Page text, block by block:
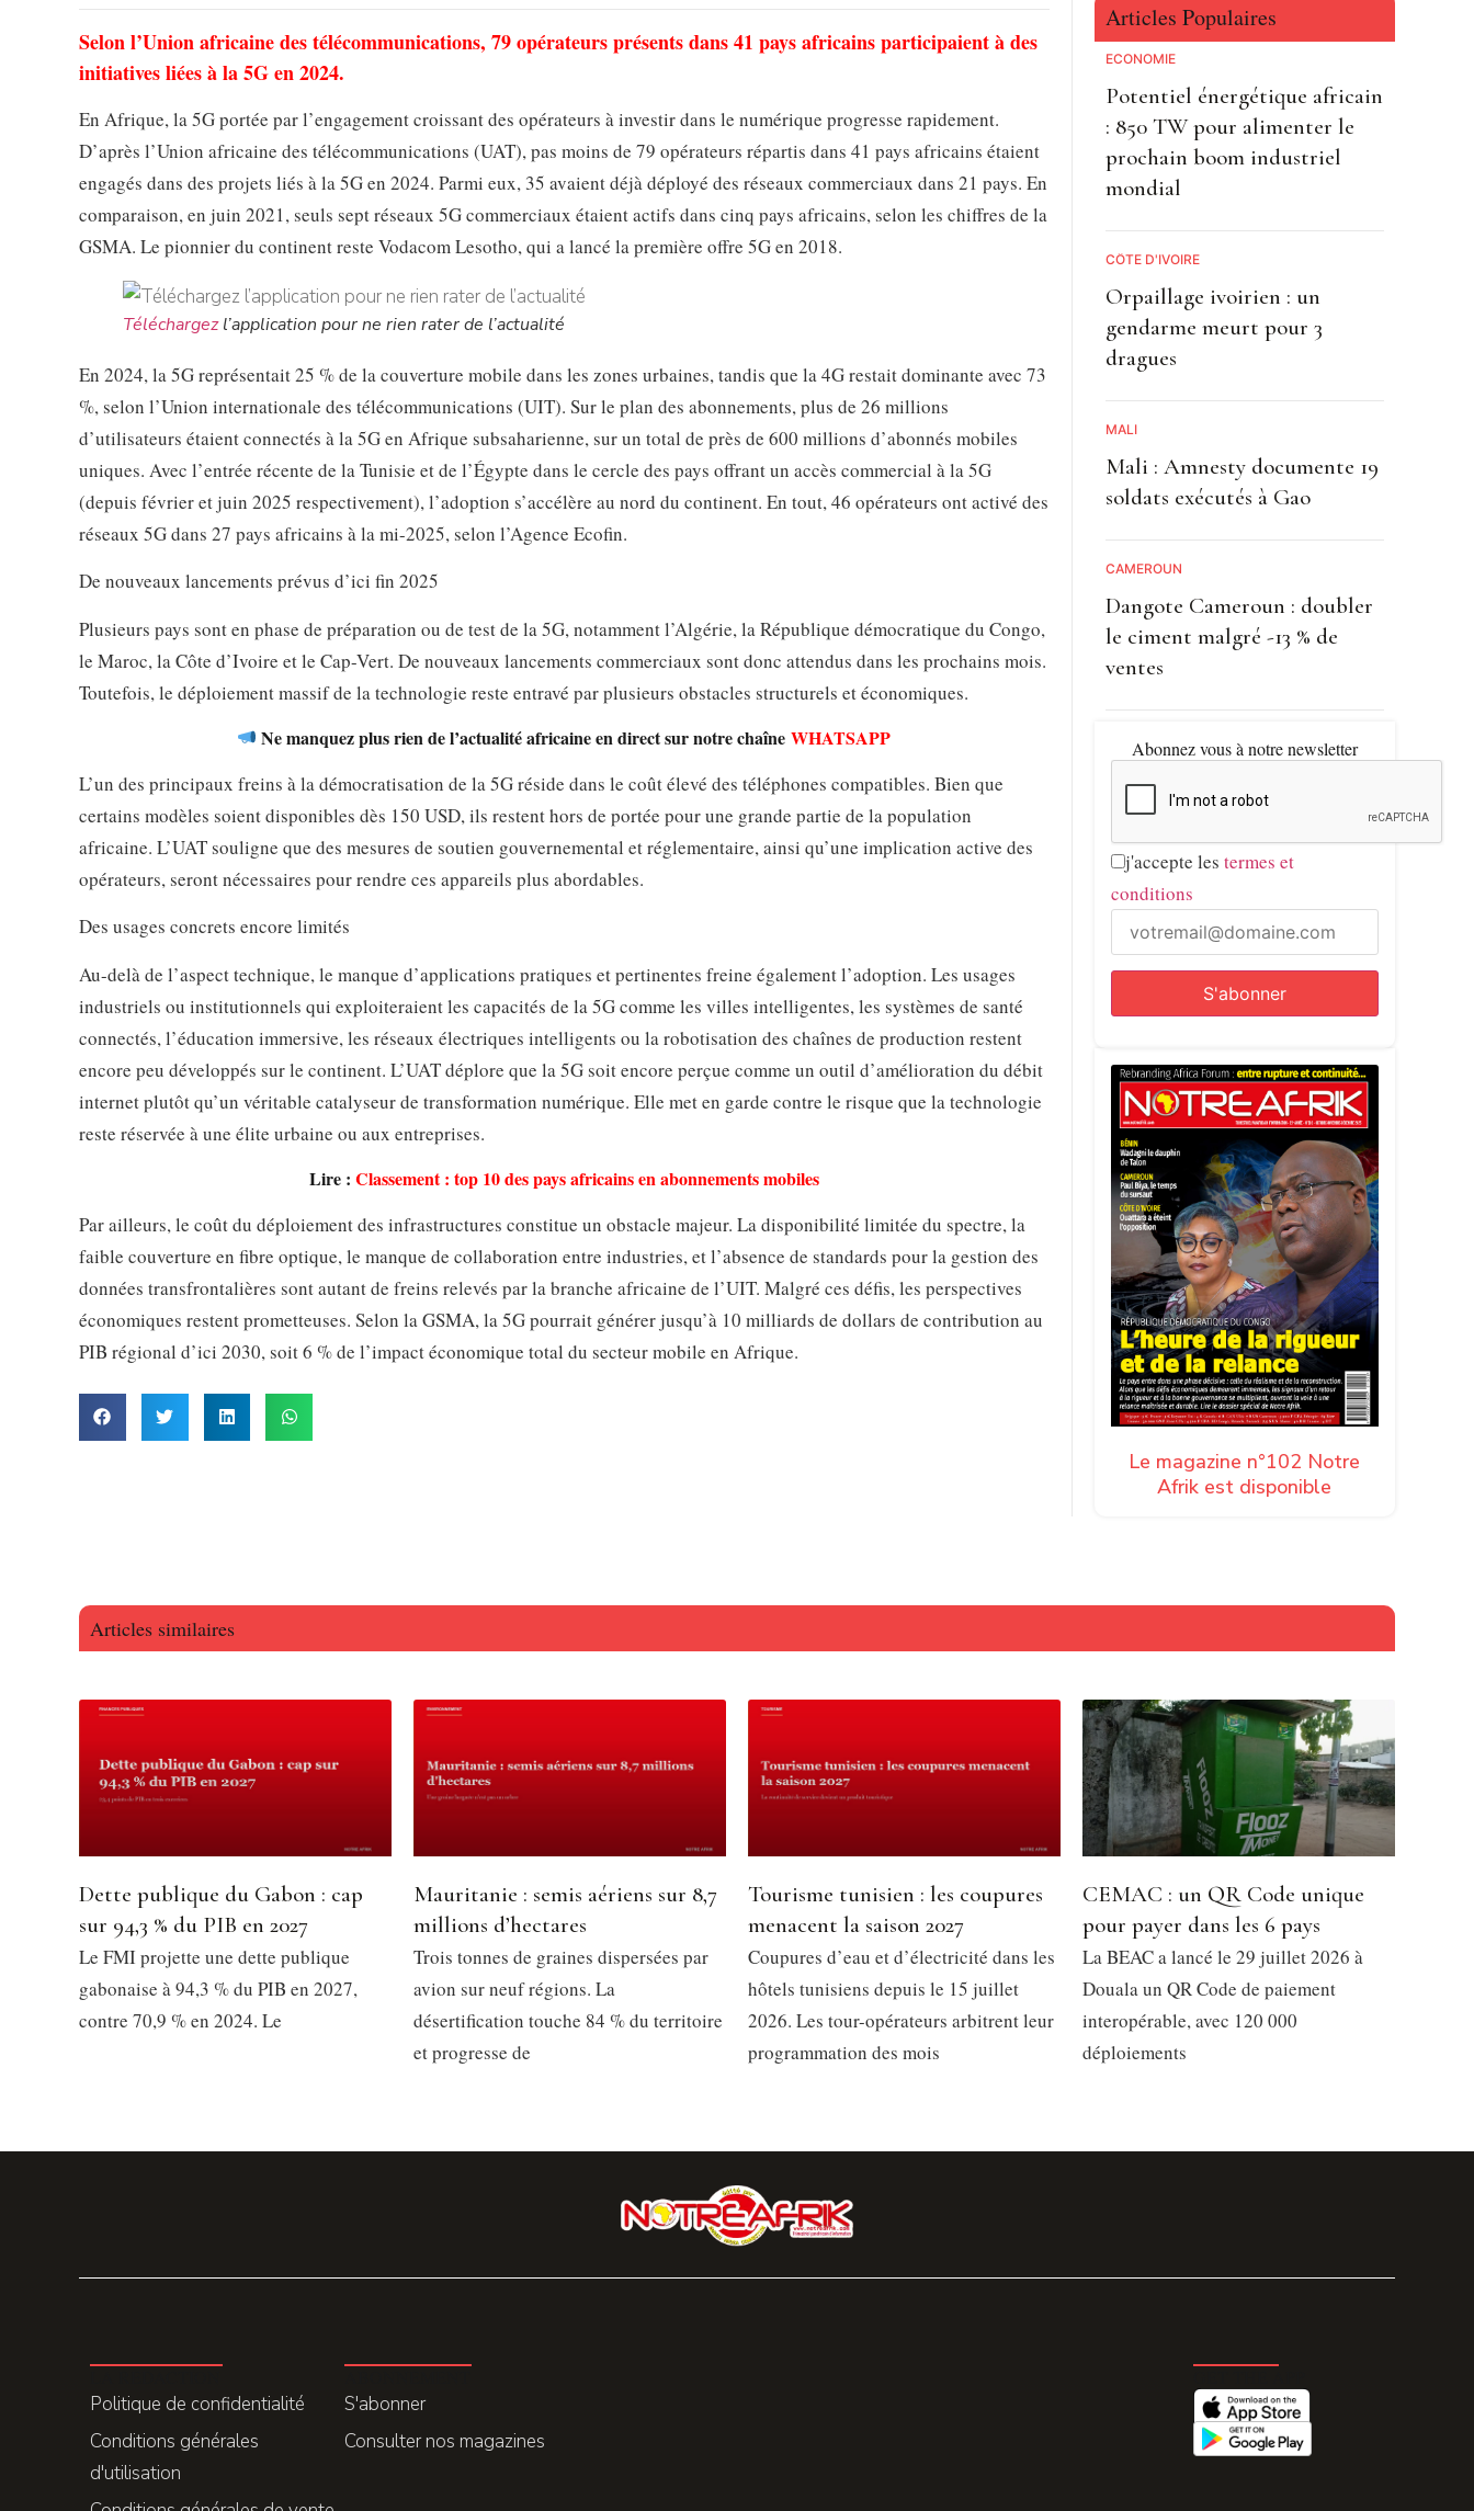
Selon l’Union africaine des télécommunications, 79 opérateurs présents dans 41 pays africains participaient à des
initiatives liées à la 5G en 2024.
En Afrique, la 5G portée par l’engagement croissant des opérateurs à investir dans le numérique progresse rapidement.
D’après l’Union africaine des télécommunications (UAT), pas moins de 79 opérateurs répartis dans 41 pays africains étaient
engagés dans des projets liés à la 5G en 2024. Parmi eux, 35 avaient déjà déployé des réseaux commerciaux dans 21 pays. En
comparaison, en juin 2021, seuls sept réseaux 5G commerciaux étaient actifs dans cinq pays africains, selon les chiffres de la
GSMA. Le pionnier du continent reste Vodacom Lesotho, qui a lancé la première offre 5G en 2018.
Téléchargezl’application pour ne rien rater de l’actualité
En 2024, la 5G représentait 25 % de la couverture mobile dans les zones urbaines, tandis que la 4G restait dominante avec 73
%, selon l’Union internationale des télécommunications (UIT). Sur le plan des abonnements, plus de 26 millions
d’utilisateurs étaient connectés à la 5G en Afrique subsaharienne, sur un total de près de 600 millions d’abonnés mobiles
uniques. Avec l’entrée récente de la Tunisie et de l’Égypte dans le cercle des pays offrant un accès commercial à la 5G
(depuis février et juin 2025 respectivement), l’adoption s’accélère au nord du continent. En tout, 46 opérateurs ont activé des
réseaux 5G dans 27 pays africains à la mi-2025, selon l’Agence Ecofin.
De nouveaux lancements prévus d’ici fin 2025
Plusieurs pays sont en phase de préparation ou de test de la 5G, notamment l’Algérie, la République démocratique du Congo,
le Maroc, la Côte d’Ivoire et le Cap-Vert. De nouveaux lancements commerciaux sont donc attendus dans les prochains mois.
Toutefois, le déploiement massif de la technologie reste entravé par plusieurs obstacles structurels et économiques.
Ne manquez plus rien de l’actualité africaine en direct sur notre chaîneWHATSAPP
L’un des principaux freins à la démocratisation de la 5G réside dans le coût élevé des téléphones compatibles. Bien que
certains modèles soient disponibles dès 150 USD, ils restent hors de portée pour une grande partie de la population
africaine. L’UAT souligne que des mesures de soutien gouvernemental et réglementaire, ainsi qu’une implication active des
opérateurs, seront nécessaires pour rendre ces appareils plus abordables.
Des usages concrets encore limités
Au-delà de l’aspect technique, le manque d’applications pratiques et pertinentes freine également l’adoption. Les usages
industriels ou institutionnels qui exploiteraient les capacités de la 5G comme les villes intelligentes, les systèmes de santé
connectés, l’éducation immersive, les réseaux électriques intelligents ou la robotisation des chaînes de production restent
encore peu développés sur le continent. L’UAT déplore que la 5G soit encore perçue comme un outil d’amélioration du débit
internet plutôt qu’un véritable catalyseur de transformation numérique. Elle met en garde contre le risque que la technologie
reste réservée à une élite urbaine ou aux entreprises.
Lire : Classement : top 10 des pays africains en abonnements mobiles
Par ailleurs, le coût du déploiement des infrastructures constitue un obstacle majeur. La disponibilité limitée du spectre, la
faible couverture en fibre optique, le manque de collaboration entre industries, et l’absence de standards pour la gestion des
données transfrontalières sont autant de freins relevés par la branche africaine de l’UIT. Malgré ces défis, les perspectives
économiques restent prometteuses. Selon la GSMA, la 5G pourrait générer jusqu’à 10 milliards de dollars de contribution au
PIB régional d’ici 2030, soit 6 % de l’impact économique total du secteur mobile en Afrique.
Articles Populaires
ECONOMIE
Potentiel énergétique africain
: 850 TW pour alimenter le
prochain boom industriel
mondial
CÔTE D'IVOIRE
Orpaillage ivoirien : un
gendarme meurt pour 3
dragues
MALI
Mali : Amnesty documente 19
soldats exécutés à Gao
CAMEROUN
Dangote Cameroun : doubler
le ciment malgré -13 % de
ventes
Abonnez vous à notre newsletter
j'accepte les termes et
conditions
Le magazine n°102 Notre
Afrik est disponible
Articles similaires
Dette publique du Gabon : cap
sur 94,3 % du PIB en 2027
Le FMI projette une dette publique
gabonaise à 94,3 % du PIB en 2027,
contre 70,9 % en 2024. Le
Mauritanie : semis aériens sur 8,7
millions d’hectares
Trois tonnes de graines dispersées par
avion sur neuf régions. La
désertification touche 84 % du territoire
et progresse de
Tourisme tunisien : les coupures
menacent la saison 2027
Coupures d’eau et d’électricité dans les
hôtels tunisiens depuis le 15 juillet
2026. Les tour-opérateurs arbitrent leur
programmation des mois
CEMAC : un QR Code unique
pour payer dans les 6 pays
La BEAC a lancé le 29 juillet 2026 à
Douala un QR Code de paiement
interopérable, avec 120 000
déploiements
Politique de confidentialité
Conditions générales
d'utilisation
S'abonner
Consulter nos magazines